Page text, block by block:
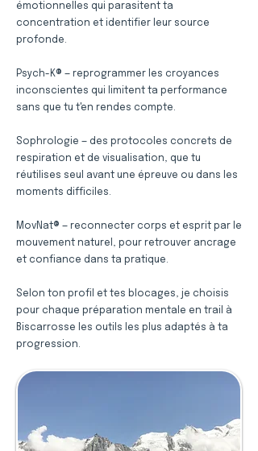
émotionnelles qui parasitent ta
concentration et identifier leur source
profonde.
Psych-K® — reprogrammer les croyances
inconscientes qui limitent ta performance
sans que tu t'en rendes compte.
Sophrologie — des protocoles concrets de
respiration et de visualisation, que tu
réutilises seul avant une épreuve ou dans les
moments difficiles.
MovNat® — reconnecter corps et esprit par le
mouvement naturel, pour retrouver ancrage
et confiance dans ta pratique.
Selon ton profil et tes blocages, je choisis
pour chaque préparation mentale en trail à
Biscarrosse les outils les plus adaptés à ta
progression.